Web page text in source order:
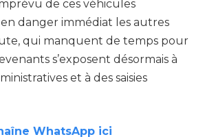
de ces véhicules
danger immédiat les autres
qui manquent de temps pour
s’exposent désormais à
et à des saisies
WhatsApp ici